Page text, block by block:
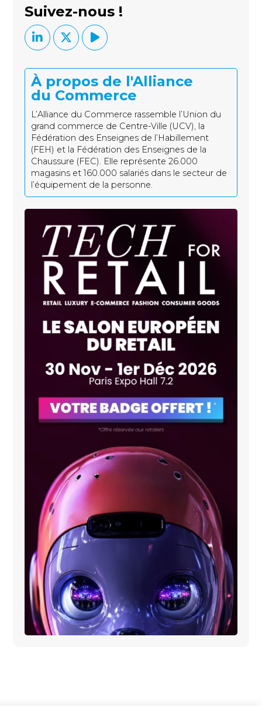
Suivez-nous !
À propos de l'Alliance
du Commerce
L’Alliance du Commerce rassemble l’Union du
grand commerce de Centre-Ville (UCV), la
Fédération des Enseignes de l’Habillement
(FEH) et la Fédération des Enseignes de la
Chaussure (FEC). Elle représente 26.000
magasins et 160.000 salariés dans le secteur de
l’équipement de la personne.